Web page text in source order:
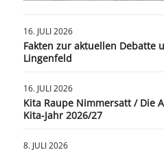
16. JULI 2026
Fakten zur aktuellen Debatte
Lingenfeld
16. JULI 2026
Kita Raupe Nimmersatt / Die
Kita-Jahr 2026/27
8. JULI 2026